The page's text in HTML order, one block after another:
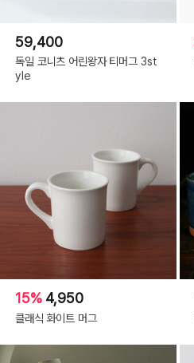
59,400
독일 코니츠 어린왕자 티머그 3st
yle
15% 4,950
클래식 화이트 머그